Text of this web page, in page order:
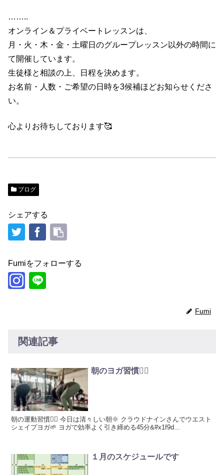
……..
オンライン＆プライベートレッスンは、
月・火・木・金・土曜日のグループレッスン以外の時間に
て開催しています。
生徒様と相談の上、日程を決めます。
お名前・人数・ご希望の日時を3候補ほどお知らせくださ
い。
心よりお待ちしております🥰
ブログ
シェアする
Fumiをフォローする
Fumi
関連記事
朝のヨガ習慣🧘‍♀️
朝の運動習慣🤸‍♀️ 今日は清々しい朝🌞 クラウドナインさんでウエスト
シェイプヨガ🌱 ヨガで効率よく引き締める45分&#x1f9d...
１月のスケジュールです